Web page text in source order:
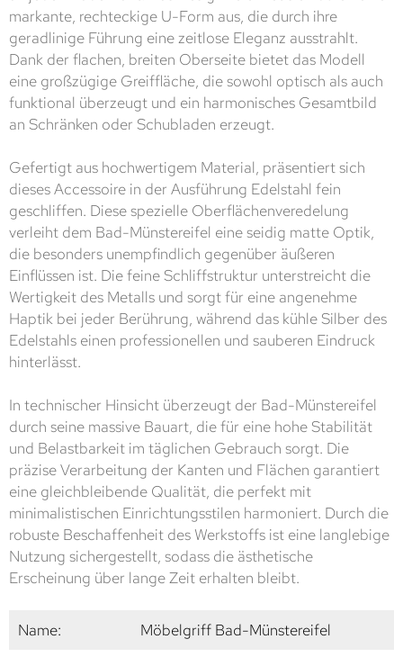
markante, rechteckige U-Form aus, die durch ihre
geradlinige Führung eine zeitlose Eleganz ausstrahlt.
Dank der flachen, breiten Oberseite bietet das Modell
eine großzügige Greiffläche, die sowohl optisch als auch
funktional überzeugt und ein harmonisches Gesamtbild
an Schränken oder Schubladen erzeugt.
Gefertigt aus hochwertigem Material, präsentiert sich
dieses Accessoire in der Ausführung Edelstahl fein
geschliffen. Diese spezielle Oberflächenveredelung
verleiht dem Bad-Münstereifel eine seidig matte Optik,
die besonders unempfindlich gegenüber äußeren
Einflüssen ist. Die feine Schliffstruktur unterstreicht die
Wertigkeit des Metalls und sorgt für eine angenehme
Haptik bei jeder Berührung, während das kühle Silber des
Edelstahls einen professionellen und sauberen Eindruck
hinterlässt.
In technischer Hinsicht überzeugt der Bad-Münstereifel
durch seine massive Bauart, die für eine hohe Stabilität
und Belastbarkeit im täglichen Gebrauch sorgt. Die
präzise Verarbeitung der Kanten und Flächen garantiert
eine gleichbleibende Qualität, die perfekt mit
minimalistischen Einrichtungsstilen harmoniert. Durch die
robuste Beschaffenheit des Werkstoffs ist eine langlebige
Nutzung sichergestellt, sodass die ästhetische
Erscheinung über lange Zeit erhalten bleibt.
Name:
Möbelgriff Bad-Münstereifel